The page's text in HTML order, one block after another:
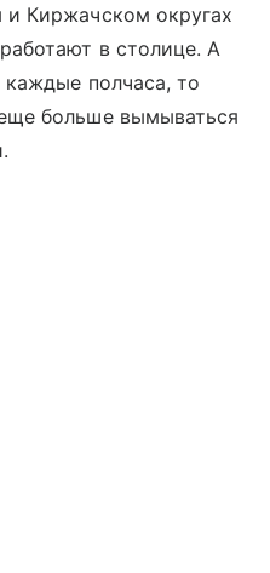
и Киржачском округах
в столице. А
каждые полчаса, то
больше вымываться